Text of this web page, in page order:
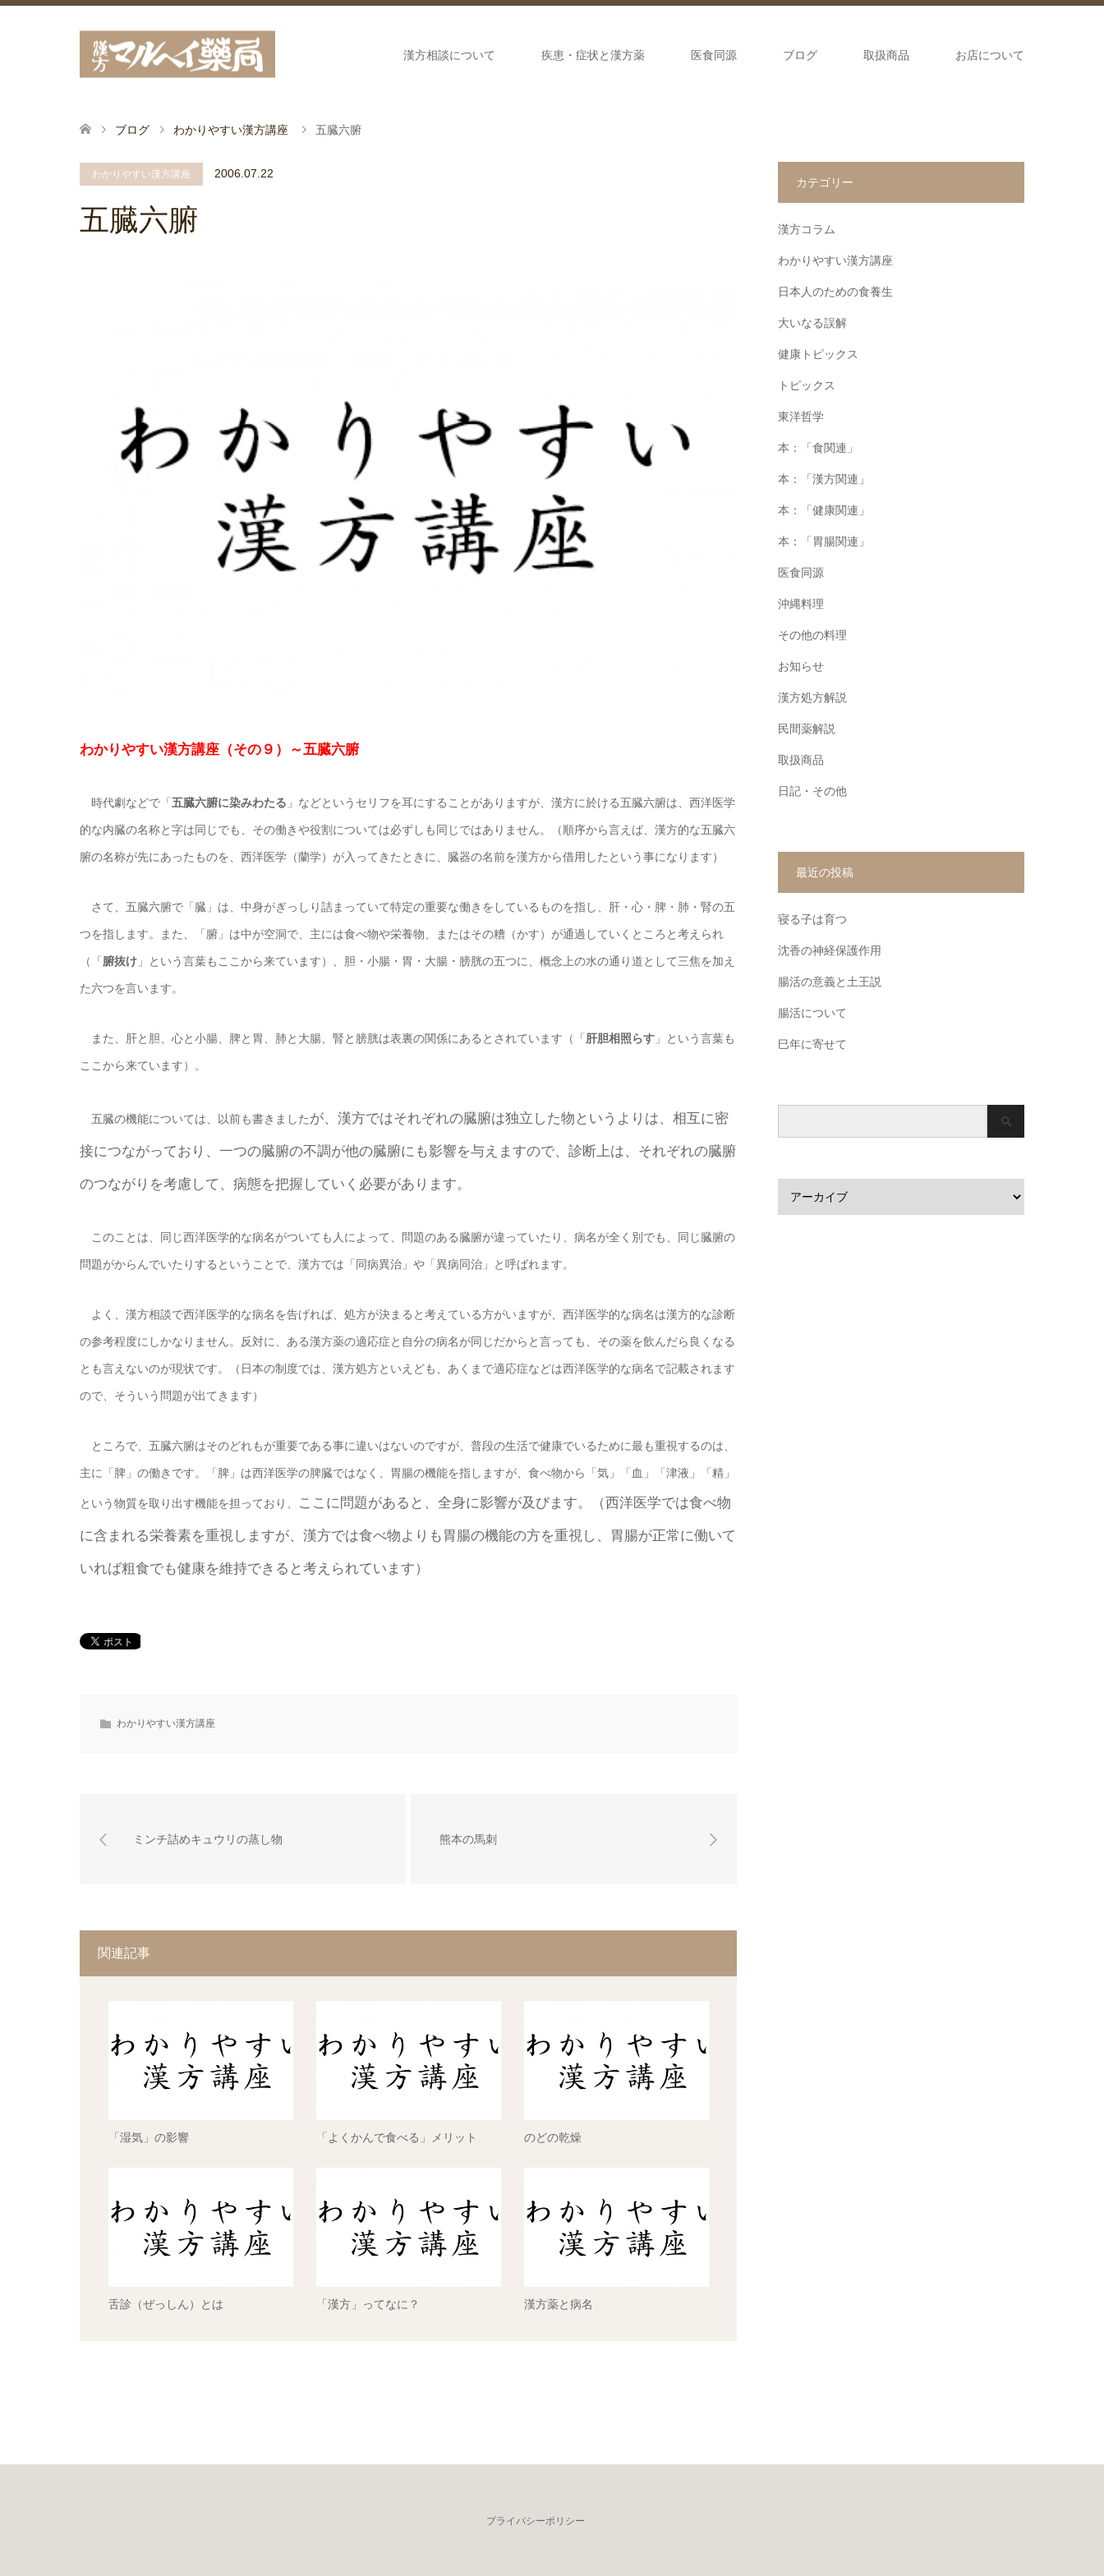
漢方相談について 疾患・症状と漢方薬 医食同源 ブログ 取扱商品 お店について
ブログ わかりやすい漢方講座 五臓六腑
わかりやすい漢方講座 2006.07.22
五臓六腑
わかりやすい漢方講座（その９）～五臓六腑
時代劇などで「 五臓六腑に染みわたる 」などというセリフを耳にすることがありますが、漢方に於ける五臓六腑は、西洋医学
的な内臓の名称と字は同じでも、その働きや役割については必ずしも同じではありません。（順序から言えば、漢方的な五臓六
腑の名称が先にあったものを、西洋医学（蘭学）が入ってきたときに、臓器の名前を漢方から借用したという事になります）
さて、五臓六腑で「臓」は、中身がぎっしり詰まっていて特定の重要な働きをしているものを指し、肝・心・脾・肺・腎の五
つを指します。また、「腑」は中が空洞で、主には食べ物や栄養物、またはその糟（かす）が通過していくところと考えられ
（「 腑抜け 」という言葉もここから来ています）、胆・小腸・胃・大腸・膀胱の五つに、概念上の水の通り道として三焦を加え
た六つを言います。
また、肝と胆、心と小腸、脾と胃、肺と大腸、腎と膀胱は表裏の関係にあるとされています（「 肝胆相照らす 」という言葉も
ここから来ています）。
五臓の機能については、以前も書きましたが、漢方ではそれぞれの臓腑は独立した物というよりは、相互に密
接につながっており、一つの臓腑の不調が他の臓腑にも影響を与えますので、診断上は、それぞれの臓腑
のつながりを考慮して、病態を把握していく必要があります。
このことは、同じ西洋医学的な病名がついても人によって、問題のある臓腑が違っていたり、病名が全く別でも、同じ臓腑の
問題がからんでいたりするということで、漢方では「同病異治」や「異病同治」と呼ばれます。
よく、漢方相談で西洋医学的な病名を告げれば、処方が決まると考えている方がいますが、西洋医学的な病名は漢方的な診断
の参考程度にしかなりません。反対に、ある漢方薬の適応症と自分の病名が同じだからと言っても、その薬を飲んだら良くなる
とも言えないのが現状です。（日本の制度では、漢方処方といえども、あくまで適応症などは西洋医学的な病名で記載されます
ので、そういう問題が出てきます）
ところで、五臓六腑はそのどれもが重要である事に違いはないのですが、普段の生活で健康でいるために最も重視するのは、
主に「脾」の働きです。「脾」は西洋医学の脾臓ではなく、胃腸の機能を指しますが、食べ物から「気」「血」「津液」「精」
という物質を取り出す機能を担っており、 ここに問題があると、全身に影響が及びます。（西洋医学では食べ物
に含まれる栄養素を重視しますが、漢方では食べ物よりも胃腸の機能の方を重視し、胃腸が正常に働いて
いれば粗食でも健康を維持できると考えられています）
わかりやすい漢方講座
ミンチ詰めキュウリの蒸し物 熊本の馬刺
関連記事
「湿気」の影響 「よくかんで食べる」メリット のどの乾燥
舌診（ぜっしん）とは 「漢方」ってなに？ 漢方薬と病名
カテゴリー
漢方コラム
わかりやすい漢方講座
日本人のための食養生
大いなる誤解
健康トピックス
トピックス
東洋哲学
本：「食関連」
本：「漢方関連」
本：「健康関連」
本：「胃腸関連」
医食同源
沖縄料理
その他の料理
お知らせ
漢方処方解説
民間薬解説
取扱商品
日記・その他
最近の投稿
寝る子は育つ
沈香の神経保護作用
腸活の意義と土王説
腸活について
巳年に寄せて
プライバシーポリシー